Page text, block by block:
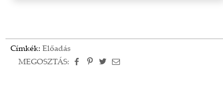
Címkék: Előadás
MEGOSZTÁS: